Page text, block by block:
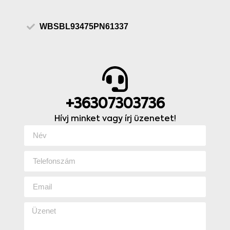
WBSBL93475PN61337
+36307303736
Hívj minket vagy írj üzenetet!